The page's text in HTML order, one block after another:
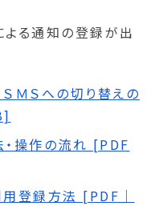
る通知の登録が出
ＭＳへの切り替えの
・操作の流れ [PDF
登録方法 [PDF｜